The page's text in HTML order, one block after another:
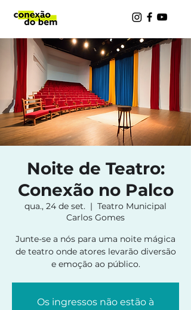
Noite de Teatro:
Conexão no Palco
qua., 24 de set.
  |
Teatro Municipal
Carlos Gomes
Junte-se a nós para uma noite mágica
de teatro onde atores levarão diversão
e emoção ao público.
Os ingressos não estão à